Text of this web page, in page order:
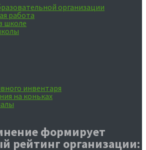
организации
работа
школе
инвентаря
на коньках
формирует
рейтинг организации: